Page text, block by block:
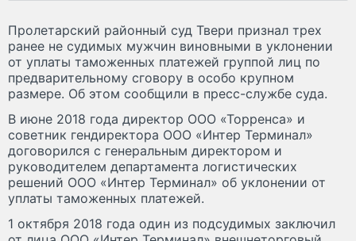
Пролетарский районный суд Твери признал трех
ранее не судимых мужчин виновными в уклонении
от уплаты таможенных платежей группой лиц по
предварительному сговору в особо крупном
размере. Об этом сообщили в пресс-службе суда.
В июне 2018 года директор ООО «Торренса» и
советник гендиректора ООО «Интер Терминал»
договорился с генеральным директором и
руководителем департамента логистических
решений ООО «Интер Терминал» об уклонении от
уплаты таможенных платежей.
1 октября 2018 года один из подсудимых заключил